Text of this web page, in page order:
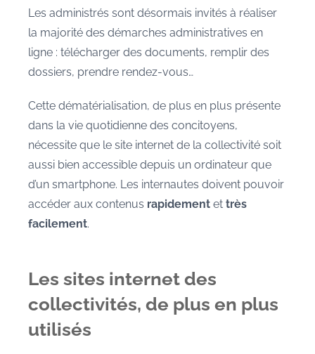
Les administrés sont désormais invités à réaliser
la majorité des démarches administratives en
ligne : télécharger des documents, remplir des
dossiers, prendre rendez-vous…
Cette dématérialisation, de plus en plus présente
dans la vie quotidienne des concitoyens,
nécessite que le site internet de la collectivité soit
aussi bien accessible depuis un ordinateur que
d’un smartphone. Les internautes doivent pouvoir
accéder aux contenus rapidement et très
facilement.
Les sites internet des
collectivités, de plus en plus
utilisés